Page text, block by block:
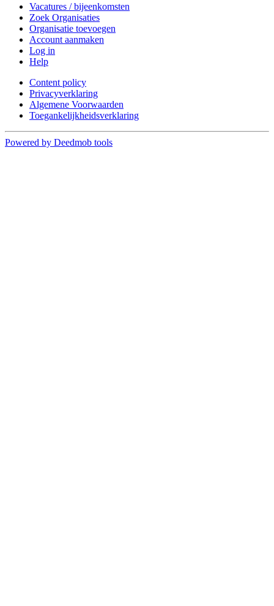
Vacatures / bijeenkomsten
Zoek Organisaties
Organisatie toevoegen
Account aanmaken
Log in
Help
Content policy
Privacyverklaring
Algemene Voorwaarden
Toegankelijkheidsverklaring
Powered by Deedmob tools